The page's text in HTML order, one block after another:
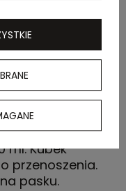
stali
ml. Kubek
przenoszenia.
pasku.